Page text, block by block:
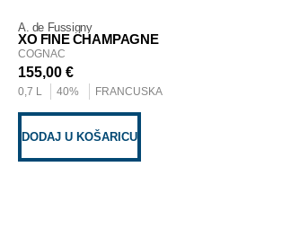
A. de Fussigny
XO FINE CHAMPAGNE
COGNAC
155,00 €
0,7 L 40% FRANCUSKA
DODAJ U KOŠARICU